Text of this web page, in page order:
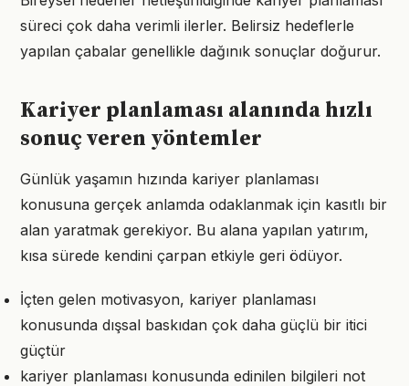
süreci çok daha verimli ilerler. Belirsiz hedeflerle
yapılan çabalar genellikle dağınık sonuçlar doğurur.
Kariyer planlaması alanında hızlı
sonuç veren yöntemler
Günlük yaşamın hızında kariyer planlaması
konusuna gerçek anlamda odaklanmak için kasıtlı bir
alan yaratmak gerekiyor. Bu alana yapılan yatırım,
kısa sürede kendini çarpan etkiyle geri ödüyor.
İçten gelen motivasyon, kariyer planlaması
konusunda dışsal baskıdan çok daha güçlü bir itici
güçtür
kariyer planlaması konusunda edinilen bilgileri not